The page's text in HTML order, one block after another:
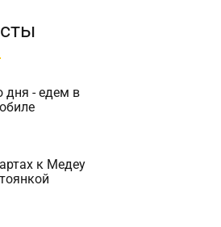
дня - едем в
к Медеу